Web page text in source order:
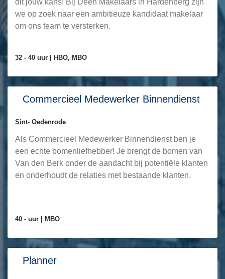
dit jouw kans! Bij Deen Makelaars in Hardenberg zijn
we op zoek naar een ambitieuze kandidaat makelaar
om ons team te versterken.
32 - 40 uur | HBO, MBO
Commercieel Medewerker Binnendienst
Sint- Oedenrode
Als Commercieel Medewerker Binnendienst ben je
een echte bomenliefhebber! Je brengt de bomen van
Van den Berk onder de aandacht bij potentiële klanten
en onderhoudt de relaties met bestaande klanten.
40 - uur | MBO
Planner